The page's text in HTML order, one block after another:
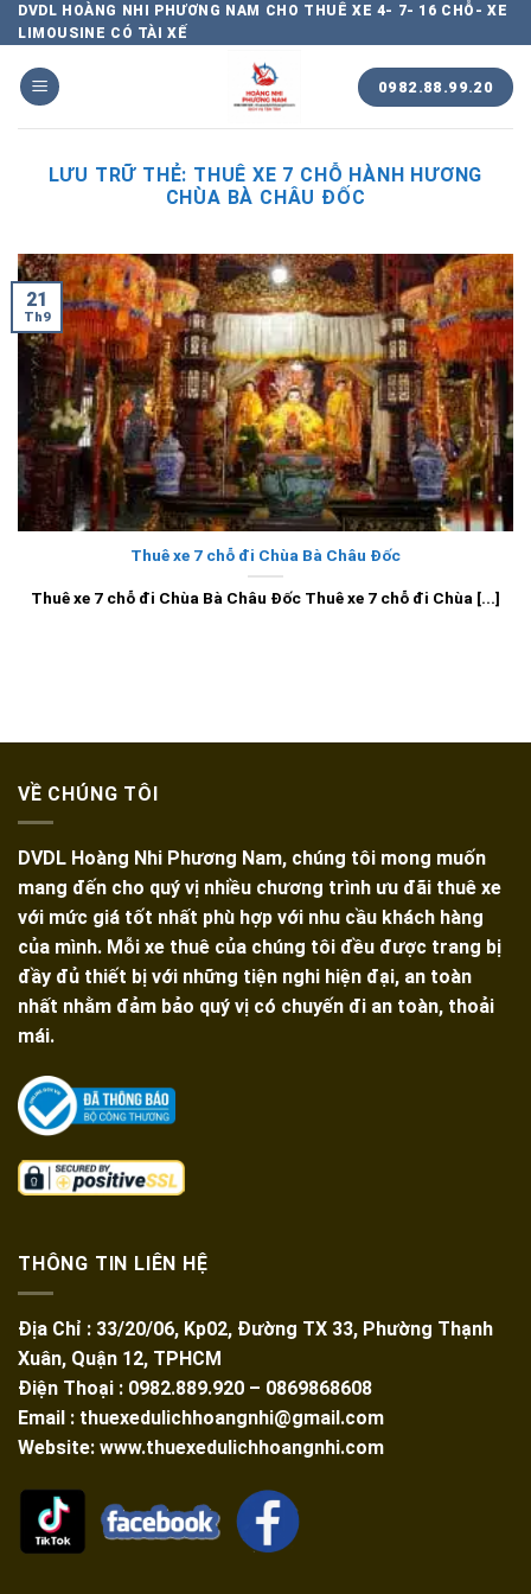
Chuyển
đến
nội
dung
DVDL HOÀNG NHI PHƯƠNG NAM CHO THUÊ XE 4- 7- 16 CHỖ- XE
LIMOUSINE CÓ TÀI XẾ
0982.88.99.20
LƯU TRỮ THẺ: THUÊ XE 7 CHỖ HÀNH HƯƠNG
CHÙA BÀ CHÂU ĐỐC
Thuê xe 7 chỗ đi Chùa Bà Châu Đốc
Thuê xe 7 chỗ đi Chùa Bà Châu Đốc Thuê xe 7 chỗ đi Chùa [...]
21
Th9
VỀ CHÚNG TÔI
DVDL Hoàng Nhi Phương Nam, chúng tôi mong muốn
mang đến cho quý vị nhiều chương trình ưu đãi thuê xe
với mức giá tốt nhất phù hợp với nhu cầu khách hàng
của mình. Mỗi xe thuê của chúng tôi đều được trang bị
đầy đủ thiết bị với những tiện nghi hiện đại, an toàn
nhất nhằm đảm bảo quý vị có chuyến đi an toàn, thoải
mái.
THÔNG TIN LIÊN HỆ
Địa Chỉ : 33/20/06, Kp02, Đường TX 33, Phường Thạnh
Xuân, Quận 12, TPHCM
Điện Thoại : 0982.889.920 – 0869868608
Email : thuexedulichhoangnhi@gmail.com
Website: www.thuexedulichhoangnhi.com